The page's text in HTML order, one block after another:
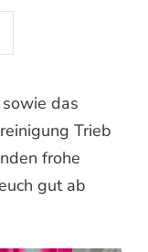
das
Trieb
frohe
gut ab